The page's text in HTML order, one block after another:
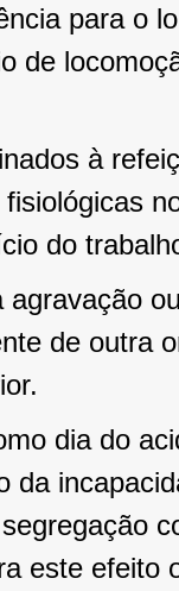
para o
de
à
do
agravação
de outra
dia do
da
este efeito